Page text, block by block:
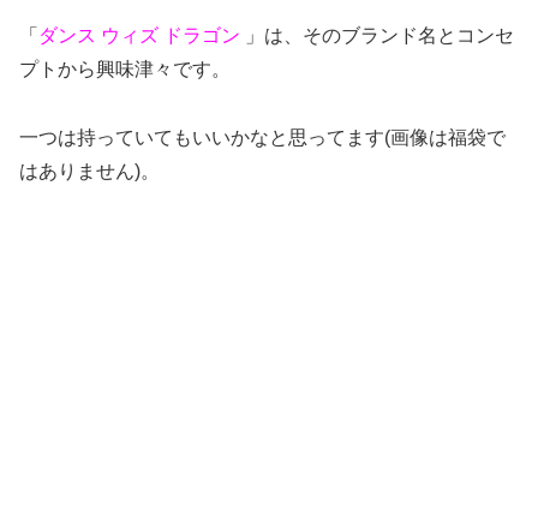
「 ダンス ウィズ ドラゴン 」は、そのブランド名とコンセ
プトから興味津々です。
一つは持っていてもいいかなと思ってます(画像は福袋で
はありません)。